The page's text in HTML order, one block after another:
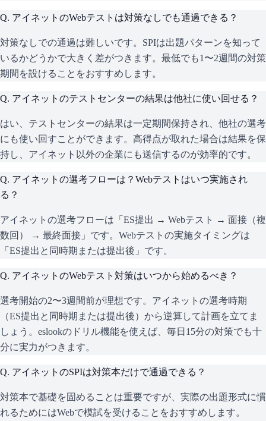
Q. アイネットのWebテストは対策なしでも通過できる？
対策なしでの通過は難しいです。SPIは出題パターンを知って
いるかどうかで大きく差がつきます。最低でも1〜2週間の対策
期間を設けることをおすすめします。
Q. アイネットのテストセンターの結果は他社に使い回せる？
はい、テストセンターの結果は一定期間保持され、他社の選考
にも使い回すことができます。高得点が取れた場合は結果を保
持し、アイネット以外の企業にも送信するのが効率的です。
Q. アイネットの選考フローは？Webテストはいつ実施され
る？
アイネットの選考フローは「ES提出 → Webテスト → 面接（複
数回） → 最終面接」です。Webテストの実施タイミングは
「ES提出と同時期または提出後」です。
Q. アイネットのWebテスト対策はいつから始めるべき？
選考開始の2〜3週間前が理想です。アイネットの選考時期
（ES提出と同時期または提出後）から逆算して計画を立てま
しょう。eslookのドリル機能を使えば、毎日15分の対策でも十
分に実力がつきます。
Q. アイネットのSPIは対策本だけで通過できる？
対策本で基礎を固めることは重要ですが、実際の出題形式に慣
れるためにはWebで模試を受けることをおすすめします。